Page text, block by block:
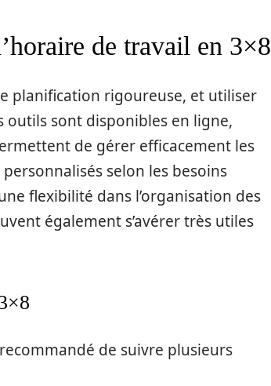
de travail en 3×8
planification rigoureuse, et utiliser
outils sont disponibles en ligne,
de gérer efficacement les
selon les besoins
flexibilité dans l’organisation des
également s’avérer très utiles
de suivre plusieurs